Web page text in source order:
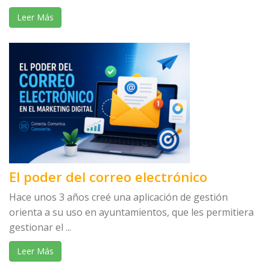
Leer Más
El poder del correo electrónico
Hace unos 3 años creé una aplicación de gestión
orienta a su uso en ayuntamientos, que les permitiera
gestionar el ...
Leer Más